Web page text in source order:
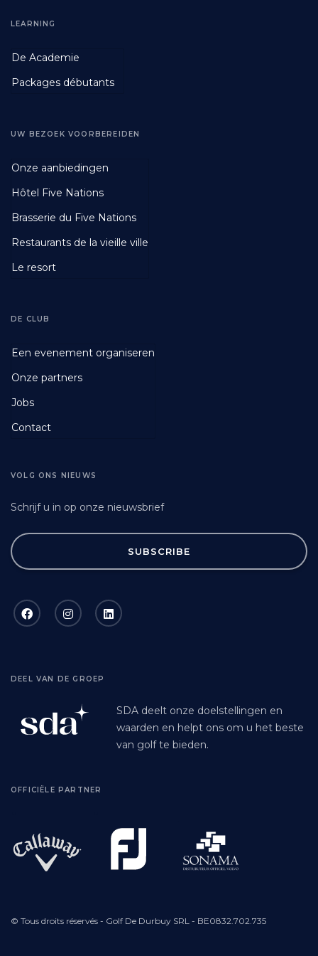
Footer
Second
LEARNING
De Academie
Packages débutants
Footer
Third
UW BEZOEK VOORBEREIDEN
Onze aanbiedingen
Hôtel Five Nations
Brasserie du Five Nations
Restaurants de la vieille ville
Le resort
Footer
Fourth
DE CLUB
Een evenement organiseren
Onze partners
Jobs
Contact
VOLG ONS NIEUWS
Schrijf u in op onze nieuwsbrief
SUBSCRIBE
DEEL VAN DE GROEP
SDA deelt onze doelstellingen en
waarden en helpt ons om u het beste
van golf te bieden.
OFFICIËLE PARTNER
© Tous droits réservés - Golf De Durbuy SRL - BE0832.702.735